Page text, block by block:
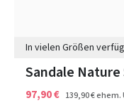
In vielen Größen
Sandale
97,90 € 139,90 €ehem.